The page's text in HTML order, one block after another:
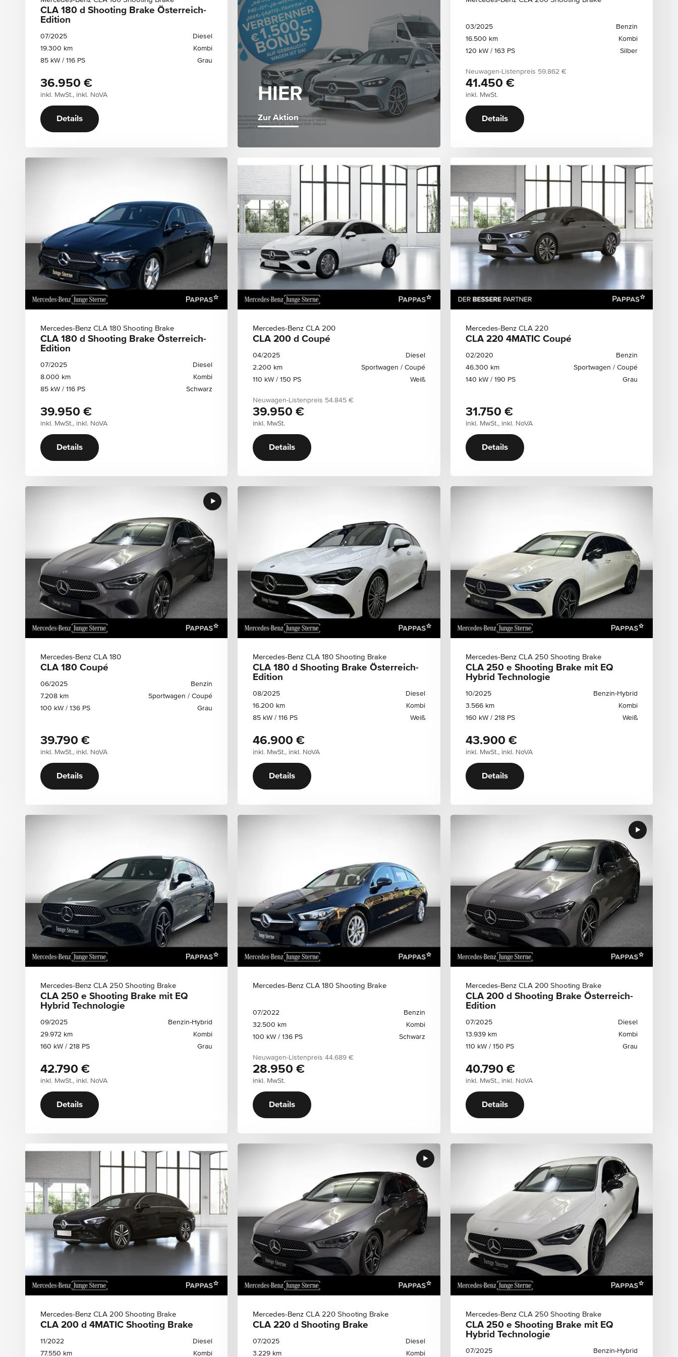
Modell (1)
Preis
Erstzulassung
EZL von EZL bis
Motorleistung
Motorart
Benzin-Hybrid
Farbe Lack
Sitzplätze bis
Standort
Sonstiges
Leasingfähig
Energieverbrauch elektr.
Energieverbrauch elektr. von
Zulässiges Gesamtgewicht
Zulässiges Gesamtgewicht abZulässiges Gesamtgewicht bis
CLA 180 d Shooting Brake Österreich-
Edition
07/2025
Diesel
19.300 km
Kombi
85 kW / 116 PS
Grau
36.950 €
inkl. MwSt., inkl. NoVA
Details
HIER
Zur Aktion
03/2025
Benzin
16.500 km
Kombi
120 kW / 163 PS
Silber
Neuwagen-Listenpreis 59.862 €
41.450 €
inkl. MwSt.
Details
Mercedes-Benz CLA 180 Shooting Brake
CLA 180 d Shooting Brake Österreich-
Edition
07/2025
Diesel
8.000 km
Kombi
85 kW / 116 PS
Schwarz
39.950 €
inkl. MwSt., inkl. NoVA
Details
Mercedes-Benz CLA 200
CLA 200 d Coupé
04/2025
Diesel
2.200 km
Sportwagen / Coupé
110 kW / 150 PS
Weiß
Neuwagen-Listenpreis 54.845 €
39.950 €
inkl. MwSt.
Details
Mercedes-Benz CLA 220
CLA 220 4MATIC Coupé
02/2020
Benzin
46.300 km
Sportwagen / Coupé
140 kW / 190 PS
Grau
31.750 €
inkl. MwSt., inkl. NoVA
Details
Mercedes-Benz CLA 180
CLA 180 Coupé
06/2025
Benzin
7.208 km
Sportwagen / Coupé
100 kW / 136 PS
Grau
39.790 €
inkl. MwSt., inkl. NoVA
Details
Mercedes-Benz CLA 180 Shooting Brake
CLA 180 d Shooting Brake Österreich-
Edition
08/2025
Diesel
16.200 km
Kombi
85 kW / 116 PS
Weiß
46.900 €
inkl. MwSt., inkl. NoVA
Details
Mercedes-Benz CLA 250 Shooting Brake
CLA 250 e Shooting Brake mit EQ
Hybrid Technologie
10/2025
Benzin-Hybrid
3.566 km
Kombi
160 kW / 218 PS
Weiß
43.900 €
inkl. MwSt., inkl. NoVA
Details
Mercedes-Benz CLA 250 Shooting Brake
CLA 250 e Shooting Brake mit EQ
Hybrid Technologie
09/2025
Benzin-Hybrid
29.972 km
Kombi
160 kW / 218 PS
Grau
42.790 €
inkl. MwSt., inkl. NoVA
Details
Mercedes-Benz CLA 180 Shooting Brake
07/2022
Benzin
32.500 km
Kombi
100 kW / 136 PS
Schwarz
Neuwagen-Listenpreis44.689 €
28.950 €
inkl. MwSt.
Details
Mercedes-Benz CLA 200 Shooting Brake
CLA 200 d Shooting Brake Österreich-
Edition
07/2025
Diesel
13.939 km
Kombi
110 kW / 150 PS
Grau
40.790 €
inkl. MwSt., inkl. NoVA
Details
Mercedes-Benz CLA 200 Shooting Brake
CLA 200 d 4MATIC Shooting Brake
11/2022
Diesel
77.550 km
Kombi
Mercedes-Benz CLA 220 Shooting Brake
CLA 220 d Shooting Brake
07/2025
Diesel
3.229 km
Kombi
Mercedes-Benz CLA 250 Shooting Brake
CLA 250 e Shooting Brake mit EQ
Hybrid Technologie
07/2025 Benzin-Hybrid